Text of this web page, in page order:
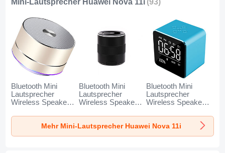
Mini-Lautsprecher Huawei Nova 11i (93)
Bluetooth Mini
Lautsprecher
Wireless Speaker
Huawei Nova 11i
Bluetooth Mini
Lautsprecher
Wireless Speaker
Huawei Nova 11i
Schwarz
Bluetooth Mini
Lautsprecher
Wireless Speaker
Huawei Nova 11i
Blau
Mehr Mini-Lautsprecher Huawei Nova 11i